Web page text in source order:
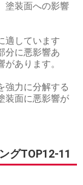
塗装面への影響
適しています
分に悪影響あ
あります。
強力に分解する
装面に悪影響が
グTOP12-11